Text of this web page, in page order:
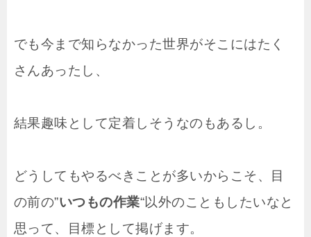
でも今まで知らなかった世界がそこにはたく
さんあったし、
結果趣味として定着しそうなのもあるし。
どうしてもやるべきことが多いからこそ、目
の前の”いつもの作業“以外のこともしたいなと
思って、目標として掲げます。